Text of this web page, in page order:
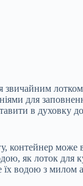
лотком
для
в духовку
контейнер
як лоток для
їх водою з